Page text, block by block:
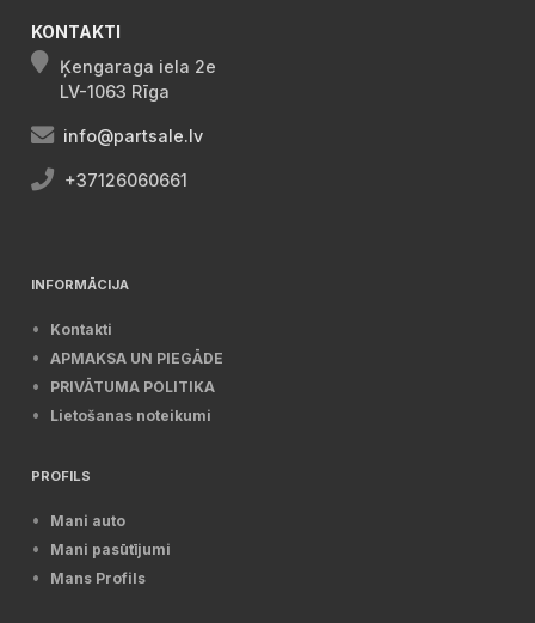
KONTAKTI
Ķengaraga iela 2e
LV-1063 Rīga
info@partsale.lv
+37126060661
INFORMĀCIJA
Kontakti
APMAKSA UN PIEGĀDE
PRIVĀTUMA POLITIKA
Lietošanas noteikumi
PROFILS
Mani auto
Mani pasūtījumi
Mans Profils